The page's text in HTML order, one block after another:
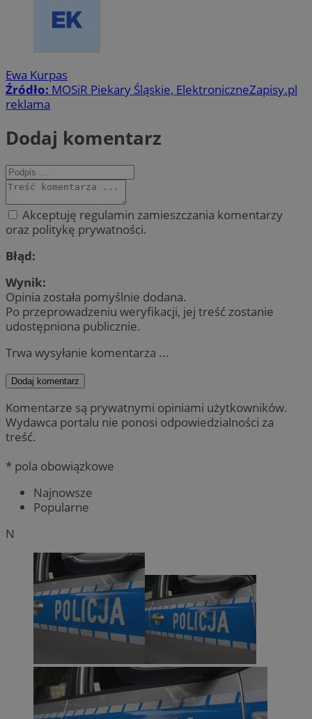
Ewa Kurpas
Źródło: MOSiR Piekary Śląskie, ElektroniczneZapisy.pl
reklama
Dodaj komentarz
Akceptuję regulamin zamieszczania komentarzy
oraz politykę prywatności.
Błąd:
Wynik:
Opinia została pomyślnie dodana.
Po przeprowadzeniu weryfikacji, jej treść zostanie
udostępniona publicznie.
Trwa wysyłanie komentarza ...
Dodaj komentarz
Komentarze są prywatnymi opiniami użytkowników.
Wydawca portalu nie ponosi odpowiedzialności za
treść.
* pola obowiązkowe
Najnowsze
Popularne
N